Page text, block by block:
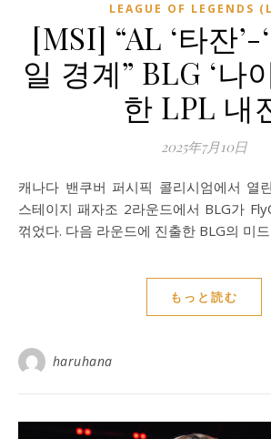
LEAGUE OF LEGENDS
[MSI] “AL ‘타잔’-
일 경계” BLG ‘나
한 LPL 내
2025年7月10日
캐나다 밴쿠버 퍼시픽 콜리시엄에서 열린 MSI 2025 브래킷
스테이지 패자조 2라운드에서 BLG가
꺾었다. 다음 라운드에 진출한 BLG의 미
もっと読む
haruhana